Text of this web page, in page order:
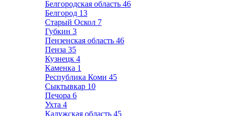
Белгородская область 46
Белгород 13
Старый Оскол 7
Губкин 3
Пензенская область 46
Пенза 35
Кузнецк 4
Каменка 1
Республика Коми 45
Сыктывкар 10
Печора 6
Ухта 4
Калужская область 45